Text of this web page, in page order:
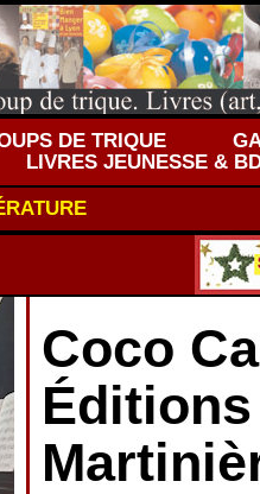
DE TRIQUE
LIVRES JEUNESSE &
Coco